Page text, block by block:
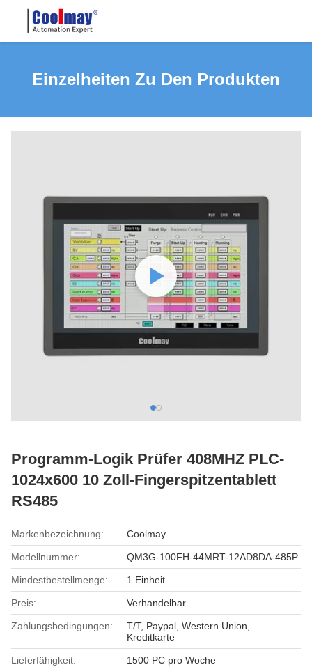
Einzelheiten Zu Den Produkten
Programm-Logik Prüfer 408MHZ PLC-
1024x600 10 Zoll-Fingerspitzentablett
RS485
Markenbezeichnung: Coolmay
Modellnummer: QM3G-100FH-44MRT-12AD8DA-485P
Mindestbestellmenge: 1 Einheit
Preis: Verhandelbar
Zahlungsbedingungen:
T/T, Paypal, Western Union,
Kreditkarte
Lieferfähigkeit: 1500 PC pro Woche